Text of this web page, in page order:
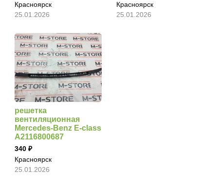
Красноярск
25.01.2026
Красноярск
25.01.2026
решетка
вентиляционная
Mercedes-Benz E-class
A2116800687
340
Красноярск
25.01.2026